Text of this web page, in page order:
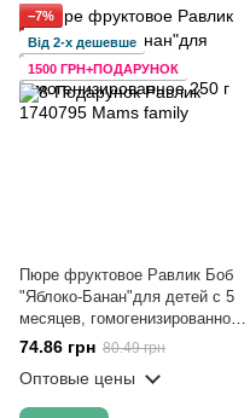
−7%
Від 2-х дешевше
1500 ГРН+ПОДАРУНОК
Пюре фруктовое Равлик Боб
"Яблоко-Банан"для детей с 5
месяцев, гомогенизированное
250 г
74.86 грн 80.49 грн
Оптовые цены